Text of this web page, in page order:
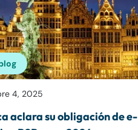
4, 2025
aclara su obligación de e-